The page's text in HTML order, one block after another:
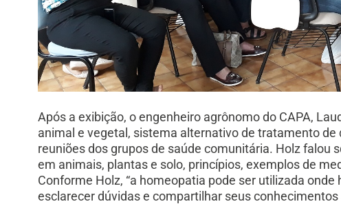
Após a exibição, o engenheiro agrônomo do CAPA,
animal e vegetal, sistema alternativo de tratamento
reuniões dos grupos de saúde comunitária. Holz falou
em animais, plantas e solo, princípios, exemplos de
Conforme Holz, “a homeopatia pode ser utilizada
esclarecer dúvidas e compartilhar seus conhecimentos